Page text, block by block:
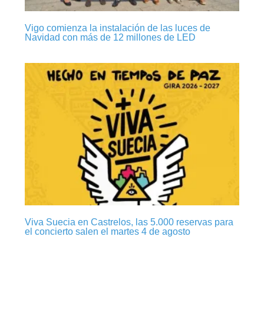
Vigo comienza la instalación de las luces de
Navidad con más de 12 millones de LED
Viva Suecia en Castrelos, las 5.000 reservas para
el concierto salen el martes 4 de agosto